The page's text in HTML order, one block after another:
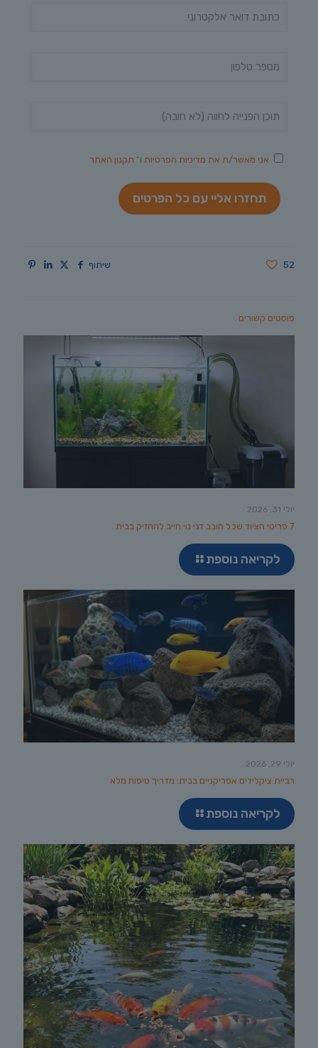
אני מאשר/ת את מדיניות הפרטיות ו־ תקנון האתר
שיתוף 52
פוסטים קשורים
יולי 31, 2026
7 פריטי הציוד שכל חובב דגי נוי חייב להחזיק בבית
לקריאה נוספת
יולי 29, 2026
רביית ציקלידים אפריקניים בבית: מדריך טיפוח מלא
לקריאה נוספת